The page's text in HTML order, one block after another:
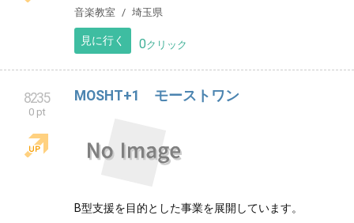
小手指駅徒歩2分のピアノ教室です。
音楽教室 埼玉県